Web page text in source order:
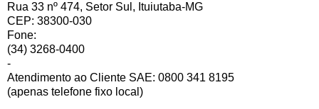
Rua 33 nº 474, Setor Sul, Ituiutaba-MG
CEP: 38300-030
Fone:
(34) 3268-0400
-
Atendimento ao Cliente SAE: 0800 341 8195
(apenas telefone fixo local)